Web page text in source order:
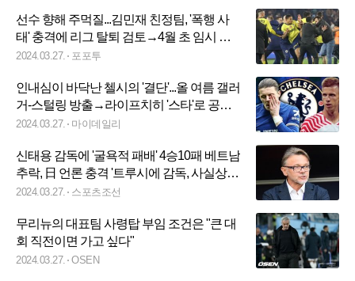
선수 향해 주먹질...김민재 친정팀, '폭행 사
태' 충격에 리그 탈퇴 검토→4월 초 임시 총
회
2024.03.27. 포포투
인내심이 바닥난 첼시의 '결단'...올 여름 갤러
거-스털링 방출→라이프치히 '스타'로 공백
메운다
2024.03.27. 마이데일리
신태용 감독에 '굴욕적 패배' 4승10패 베트남
추락, 日 언론 충격 '트루시에 감독, 사실상
해임'
2024.03.27. 스포츠조선
무리뉴의 대표팀 사령탑 부임 조건은 "큰 대
회 직전이면 가고 싶다"
2024.03.27. OSEN